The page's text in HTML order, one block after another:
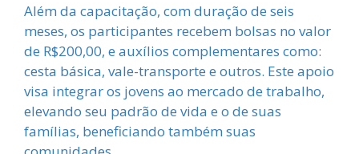
Além da capacitação, com duração de seis
meses, os participantes recebem bolsas no valor
de R$200,00, e auxílios complementares como:
cesta básica, vale-transporte e outros. Este apoio
visa integrar os jovens ao mercado de trabalho,
elevando seu padrão de vida e o de suas
famílias, beneficiando também suas